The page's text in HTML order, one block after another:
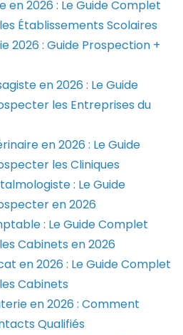
en 2026 : Le Guide Complet
Établissements Scolaires
2026 : Guide Prospection +
en 2026 : Le Guide
les Entreprises du
en 2026 : Le Guide
les Cliniques
: Le Guide
en 2026
: Le Guide Complet
Cabinets en 2026
en 2026 : Le Guide Complet
Cabinets
en 2026 : Comment
Qualifiés